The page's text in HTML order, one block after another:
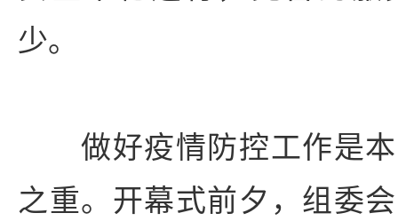
少。
做好疫情防控工作是本
之重。开幕式前夕，组委